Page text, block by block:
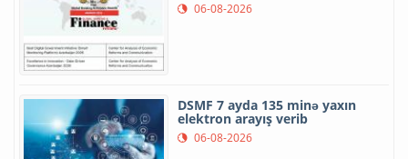
06-08-2026
DSMF 7 ayda 135 minə yaxın
elektron arayış verib
06-08-2026